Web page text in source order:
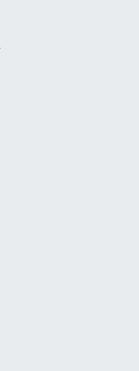
en agriculture de